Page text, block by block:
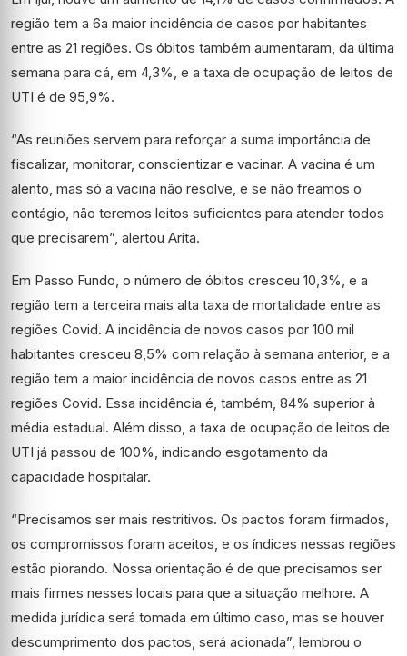
região tem a 6a maior incidência de casos por habitantes
entre as 21 regiões. Os óbitos também aumentaram, da última
semana para cá, em 4,3%, e a taxa de ocupação de leitos de
UTI é de 95,9%.
“As reuniões servem para reforçar a suma importância de
fiscalizar, monitorar, conscientizar e vacinar. A vacina é um
alento, mas só a vacina não resolve, e se não freamos o
contágio, não teremos leitos suficientes para atender todos
que precisarem”, alertou Arita.
Em Passo Fundo, o número de óbitos cresceu 10,3%, e a
região tem a terceira mais alta taxa de mortalidade entre as
regiões Covid. A incidência de novos casos por 100 mil
habitantes cresceu 8,5% com relação à semana anterior, e a
região tem a maior incidência de novos casos entre as 21
regiões Covid. Essa incidência é, também, 84% superior à
média estadual. Além disso, a taxa de ocupação de leitos de
UTI já passou de 100%, indicando esgotamento da
capacidade hospitalar.
“Precisamos ser mais restritivos. Os pactos foram firmados,
os compromissos foram aceitos, e os índices nessas regiões
estão piorando. Nossa orientação é de que precisamos ser
mais firmes nesses locais para que a situação melhore. A
medida jurídica será tomada em último caso, mas se houver
descumprimento dos pactos, será acionada”, lembrou o